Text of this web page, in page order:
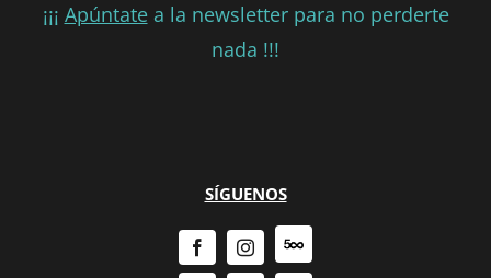
¡¡¡ Apúntatea la newsletter para no perderte
nada !!!
SÍGUENOS